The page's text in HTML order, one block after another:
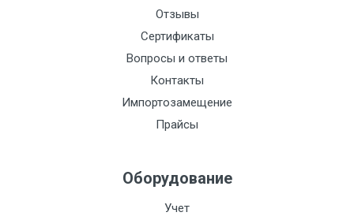
Отзывы
Сертификаты
Вопросы и ответы
Контакты
Импортозамещение
Прайсы
Оборудование
Учет